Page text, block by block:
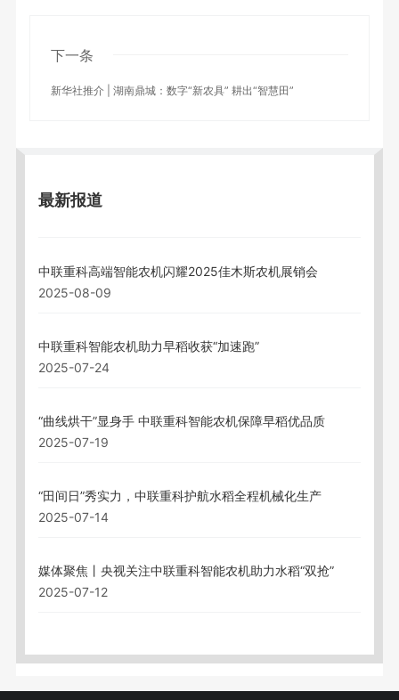
下一条
新华社推介 | 湖南鼎城：数字“新农具” 耕出“智慧田”
最新报道
中联重科高端智能农机闪耀2025佳木斯农机展销会
2025-08-09
中联重科智能农机助力早稻收获“加速跑”
2025-07-24
“曲线烘干”显身手 中联重科智能农机保障早稻优品质
2025-07-19
“田间日”秀实力，中联重科护航水稻全程机械化生产
2025-07-14
媒体聚焦丨央视关注中联重科智能农机助力水稻“双抢”
2025-07-12